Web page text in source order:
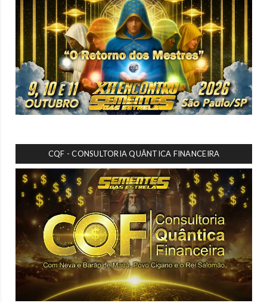
CQF - CONSULTORIA QUÂNTICA FINANCEIRA